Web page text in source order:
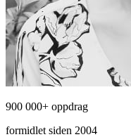
900 000+ oppdrag
formidlet siden 2004